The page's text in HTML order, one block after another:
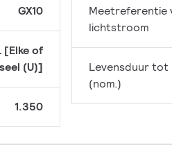
GX10
[Elke of
(U)]
1.350
Meetreferentie
lichtstroom
Levensduur tot
(nom.)